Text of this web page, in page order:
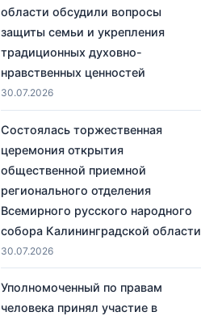
области обсудили вопросы
защиты семьи и укрепления
традиционных духовно-
нравственных ценностей
30.07.2026
Состоялась торжественная
церемония открытия
общественной приемной
регионального отделения
Всемирного русского народного
собора Калининградской области
30.07.2026
Уполномоченный по правам
человека принял участие в